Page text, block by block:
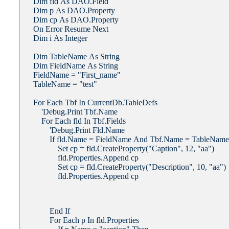
Dim p As DAO.Property
Dim cp As DAO.Property
On Error Resume Next
Dim i As Integer
Dim TableName As String
Dim FieldName As String
FieldName = "First_name"
TableName = "test"
For Each Tbf In CurrentDb.TableDefs
'Debug.Print Tbf.Name
For Each fld In Tbf.Fields
'Debug.Print Fld.Name
If fld.Name = FieldName And Tbf.Name = TableName
Set cp = fld.CreateProperty("Caption", 12, "aa")
fld.Properties.Append cp
Set cp = fld.CreateProperty("Description", 10, "aa")
fld.Properties.Append cp
End If
For Each p In fld.Properties